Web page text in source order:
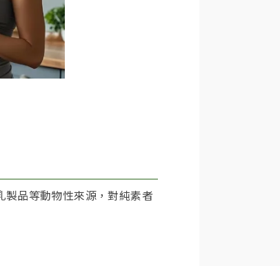
製品等動物性來源，對純素者